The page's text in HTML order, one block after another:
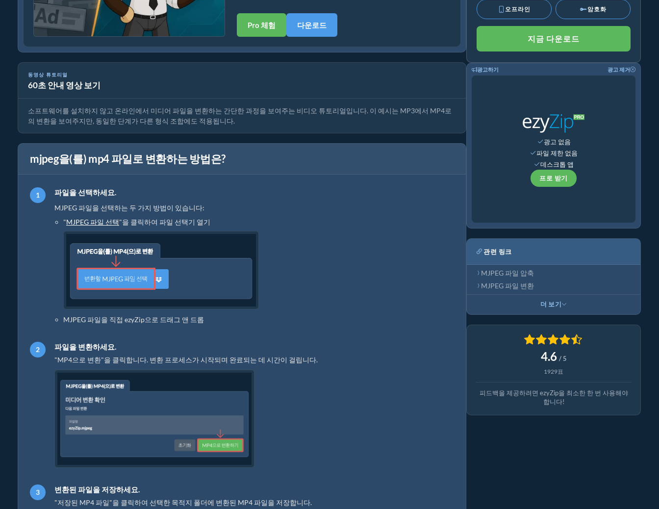
Pro 체험 다운로드
동영상 튜토리얼
60초 안내 영상 보기
미디어 파일 변환 방법
소프트웨어를 설치하지 않고 온라인에서 미디어 파일을 변환하는 간단한 과정을 보여주는 비디오 튜토리얼입니다. 이 예시는 MP3에서 MP4로
의 변환을 보여주지만, 동일한 단계가 다른 형식 조합에도 적용됩니다.
mjpeg을(를) mp4 파일로 변환하는 방법은?
파일을 선택하세요.
MJPEG 파일을 선택하는 두 가지 방법이 있습니다:
"MJPEG 파일 선택"을 클릭하여 파일 선택기 열기
MJPEG 파일을 직접 ezyZip으로 드래그 앤 드롭
파일을 변환하세요.
"MP4으로 변환"을 클릭합니다. 변환 프로세스가 시작되며 완료되는 데 시간이 걸립니다.
변환된 파일을 저장하세요.
"저장된 MP4 파일"을 클릭하여 선택한 목적지 폴더에 변환된 MP4 파일을 저장합니다.
오프라인 암호화
지금 다운로드
광고하기 광고 제거
광고 없음
파일 제한 없음
데스크톱 앱
프로 받기
관련 링크
MJPEG 파일 압축
MJPEG 파일 변환
더 보기
4.6 / 5
1929표
피드백을 제공하려면 ezyZip을 최소한 한 번 사용해야
합니다!